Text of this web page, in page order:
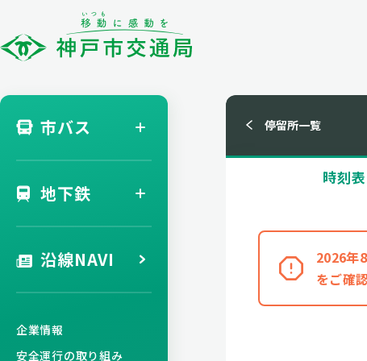
市バス
地下鉄
沿線NAVI
企業情報
安全運行の取り組み
停留所一覧
時刻表
2026年
をご確